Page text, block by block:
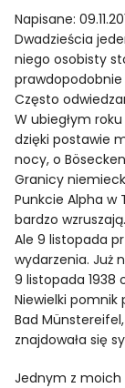
O-fiszki
Dom na
Napisane:
Dwadzieścia
niego osobisty
prawdopodobnie
Często
W ubiegłym
dzięki postawie
nocy, o
Granicy
Punkcie Alpha w
bardzo
Ale 9 listopada
wydarzenia. Już
9 listopada 1938
Niewielki
Bad
znajdowała się
Jednym z moich